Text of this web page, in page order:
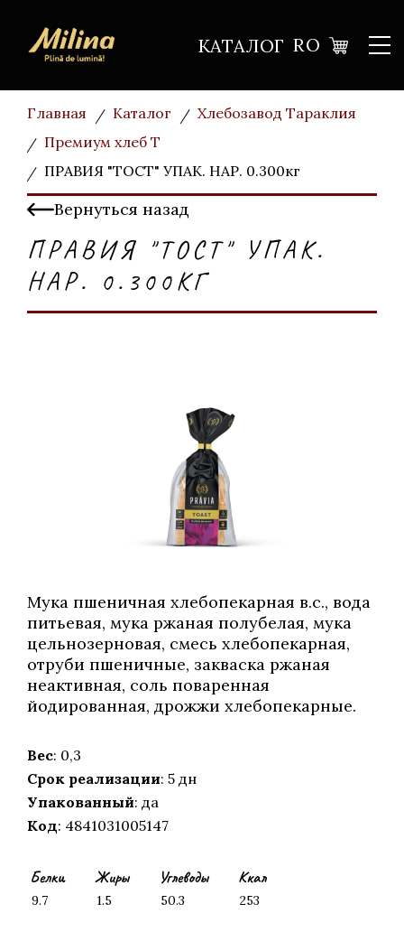
КАТАЛОГ RO
Главная Каталог
Хлебозавод Тараклия
Премиум хлеб T
ПРАВИЯ "ТОСТ" УПАК. НАР. 0.300кг
Вернуться назад
ПРАВИЯ "ТОСТ" УПАК.
НАР. 0.300КГ
Мука пшеничная хлебопекарная в.с., вода
питьевая, мука ржаная полубелая, мука
цельнозерновая, смесь хлебопекарная,
отруби пшеничные, закваска ржаная
неактивная, соль поваренная
йодированная, дрожжи хлебопекарные.
Вес: 0,3
Срок реализации: 5 дн
Упакованный: да
Код: 4841031005147
Белки Жиры Углеводы Ккал
9.7 1.5 50.3 253